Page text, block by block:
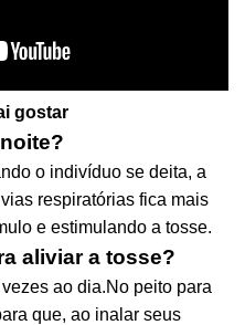
gostar
o indivíduo se deita, a
respiratórias fica mais
e estimulando a tosse.
aliviar a tosse?
ao dia.No peito para
que, ao inalar seus